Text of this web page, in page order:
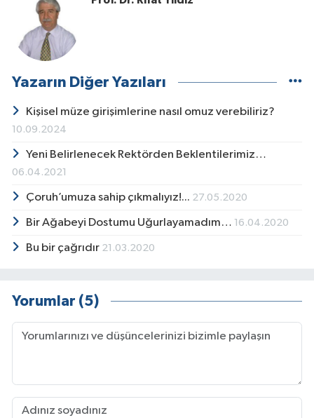
Yazarın Diğer Yazıları
Kişisel müze girişimlerine nasıl omuz verebiliriz?
10.09.2024
Yeni Belirlenecek Rektörden Beklentilerimiz…
06.04.2021
Çoruh’umuza sahip çıkmalıyız!... 27.05.2020
Bir Ağabeyi Dostumu Uğurlayamadım… 16.04.2020
Bu bir çağrıdır 21.03.2020
Yorumlar (5)